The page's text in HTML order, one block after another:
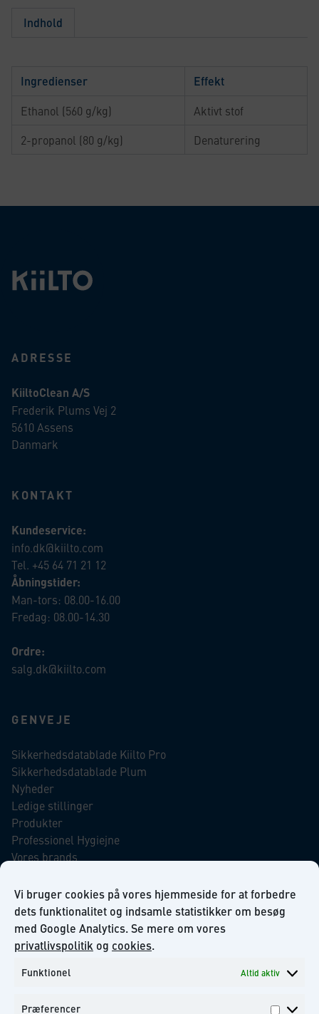
Vi bruger cookies på vores hjemmeside for at forbedre
dets funktionalitet og indsamle statistikker om besøg
med Google Analytics. Se mere om vores
privatlivspolitik og cookies.
Funktionel Altid aktiv
Præferencer
Indhold
Ingredienser Effekt
Ethanol (560 g/kg)
Aktivt stof
2-propanol (80 g/kg)
Denaturering
ADRESSE
KiiltoClean A/S
Frederik Plums Vej 2
5610 Assens
Danmark
KONTAKT
Kundeservice:
info.dk@kiilto.com
Tel. +45 64 71 21 12
Åbningstider:
Man-tors: 08.00-16.00
Fredag: 08.00-14.30
Ordre:
salg.dk@kiilto.com
GENVEJE
Sikkerhedsdatablade Kiilto Pro
Sikkerhedsdatablade Plum
Nyheder
Ledige stillinger
Produkter
Professionel Hygiejne
Vores brands
Our Promise to the Environment
INFORMATION
Om KiiltoClean A/S
Kontakt